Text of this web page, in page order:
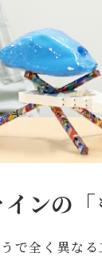
ンの
で全く異なる